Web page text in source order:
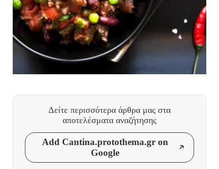
Δείτε περισσότερα άρθρα μας στα
αποτελέσματα αναζήτησης
Add Cantina.protothema.gr on
Google